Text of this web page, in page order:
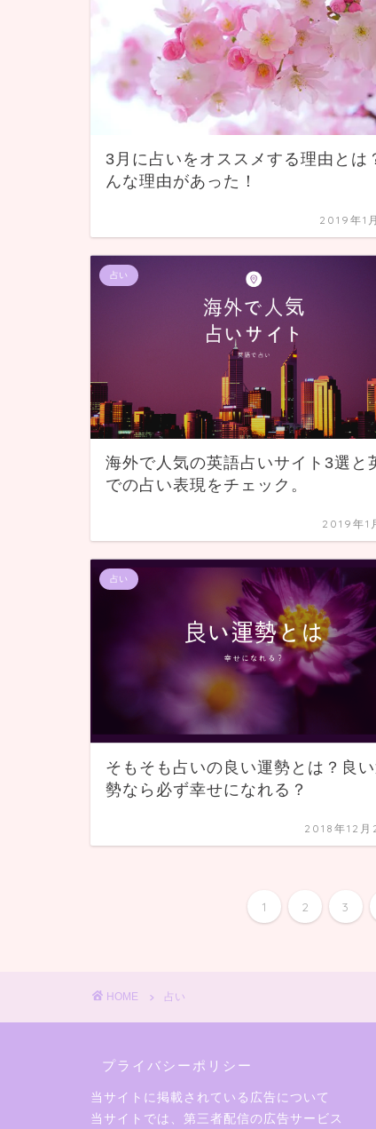
3月に占いをオススメする理由とは
んな理由があった！
2019年1
占い
海外で人気の英語占いサイト3選と
での占い表現をチェック。
2019年1
占い
そもそも占いの良い運勢とは？良
勢なら必ず幸せになれる？
2018年12月
1 2 3
HOME 占い
プライバシーポリシー
当サイトに掲載されている広告について
当サイトでは、第三者配信の広告サービス